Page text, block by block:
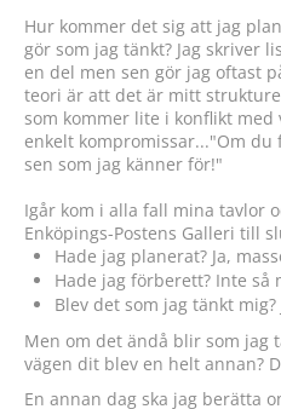
Hur kommer det sig att jag
gör som jag tänkt? Jag skriver
en del men sen gör jag oftast
teori är att det är mitt
som kommer lite i konflikt
enkelt kompromissar..."Om
sen som jag känner för!"
Igår kom i alla fall mina tavlor
Enköpings-Postens Galleri till
Hade jag planerat? Ja,
Hade jag förberett? Inte så
Blev det som jag tänkt mig?
Men om det ändå blir som jag
vägen dit blev en helt annan?
En annan dag ska jag berätta